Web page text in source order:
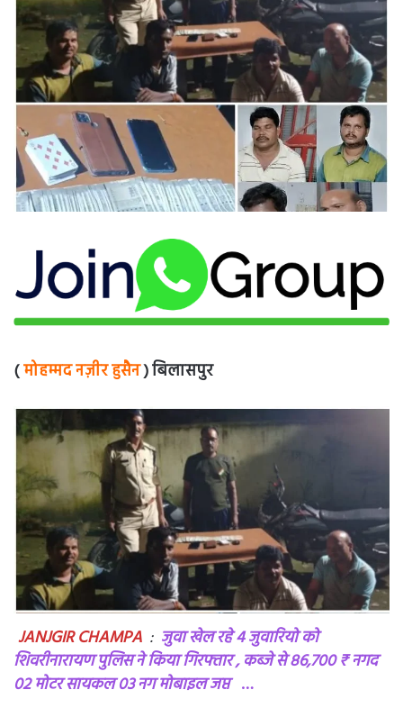
(मोहम्मद नज़ीर हुसैन) बिलासपुर
JANJGIR CHAMPA : जुवा खेल रहे 4 जुवारियो को
शिवरीनारायण पुलिस ने किया गिरफ्तार , कब्जे से 86,700 ₹ नगद
02 मोटर सायकल 03 नग मोबाइल जप्त …